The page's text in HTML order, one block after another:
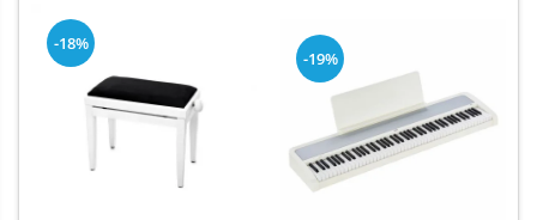
-18%
-19%